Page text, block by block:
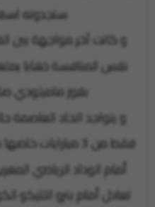
و كانت آخر مواجهة بين
نفس المنافسة ذهابا
و يتواجد اتحاد العاصمة
فقط من 3 مبارايات
أمام الوداد الرياضي
تعادل أمام بترو اتلتيكو